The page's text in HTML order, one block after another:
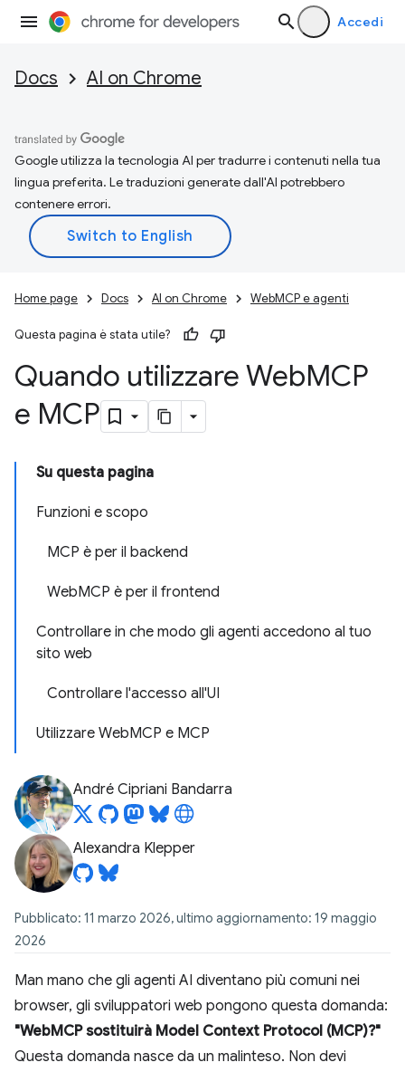
Accedi
Docs AI on Chrome
Google utilizza la tecnologia AI per tradurre i contenuti nella tua
lingua preferita. Le traduzioni generate dall'AI potrebbero
contenere errori.
Home page Docs AI on Chrome WebMCP e agenti
Questa pagina è stata utile?
Quando utilizzare WebMCP
e MCP
Su questa pagina
Funzioni e scopo
MCP è per il backend
WebMCP è per il frontend
Controllare in che modo gli agenti accedono al tuo
sito web
Controllare l'accesso all'UI
Utilizzare WebMCP e MCP
André Cipriani Bandarra
Alexandra Klepper
Pubblicato: 11 marzo 2026, ultimo aggiornamento: 19 maggio
2026
Man mano che gli agenti AI diventano più comuni nei
browser, gli sviluppatori web pongono questa domanda:
"WebMCP sostituirà Model Context Protocol (MCP)?"
Questa domanda nasce da un malinteso. Non devi